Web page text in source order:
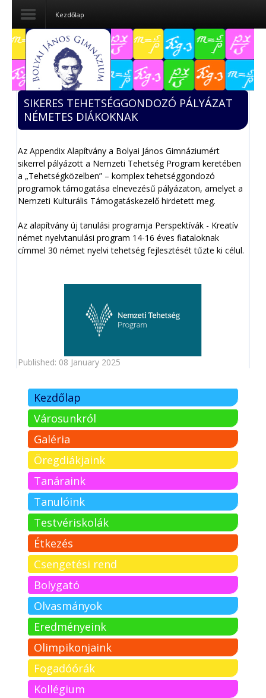
Dokumentumok
Felvételizőknek
Pályázatok
Közérdekű
adatok
Tanárjelölteknek
Kezdőlap
SIKERES TEHETSÉGGONDOZÓ PÁLYÁZAT
NÉMETES DIÁKOKNAK
Az Appendix Alapítvány a Bolyai János Gimnáziumért
sikerrel pályázott a Nemzeti Tehetség Program keretében
a „Tehetségközelben” – komplex tehetséggondozó
programok támogatása elnevezésű pályázaton, amelyet a
Nemzeti Kulturális Támogatáskezelő hirdetett meg.
Az alapítvány új tanulási programja Perspektívák - Kreatív
német nyelvtanulási program 14-16 éves fiataloknak
címmel 30 német nyelvi tehetség fejlesztését tűzte ki célul.
Published: 08 January 2025
Kezdőlap
Városunkról
Galéria
Öregdiákjaink
Tanáraink
Tanulóink
Testvériskolák
Étkezés
Csengetési rend
Bolygató
Olvasmányok
Eredményeink
Olimpikonjaink
Fogadóórák
Kollégium